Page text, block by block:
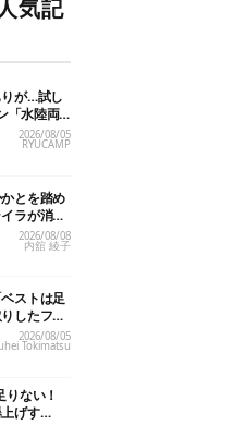
気記
が…試し
「水陸両
んだら大
2026/08/05
RYUCAMP
とを踏め
ラが消え
ダル”6選
2026/08/08
内舘 綾子
ストは足
したフェ
す
2026/08/05
Tokimatsu
ない！
げす